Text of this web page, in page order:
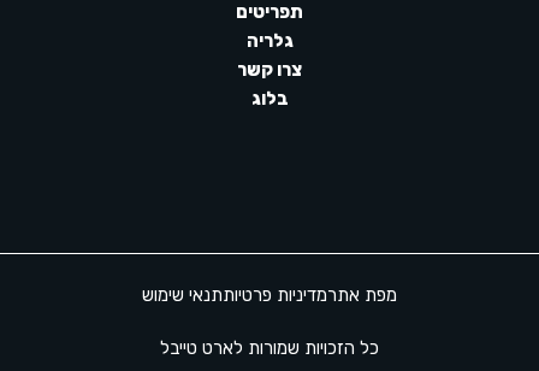
תפריטים
גלריה
צרו קשר
בלוג
מפת אתרמדיניות פרטיותתנאי שימוש
כל הזכויות שמורות לארט טייבל